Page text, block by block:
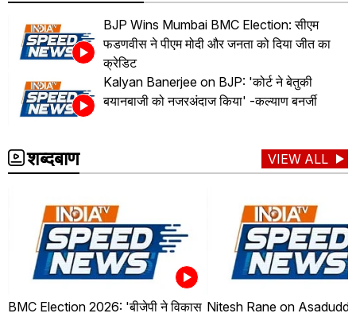
BJP Wins Mumbai BMC Election: सीएम
फडणवीस ने पीएम मोदी और जनता को दिया जीत का
क्रेडिट
Kalyan Banerjee on BJP: 'कोर्ट ने बेतुकी
बयानबाजी को नजरअंदाज किया' -कल्याण बनर्जी
शब्दबाण VIEW ALL
BMC Election 2026: 'बीजेपी ने विकास Nitesh Rane on